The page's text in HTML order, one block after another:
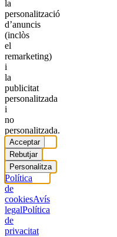
la
personalització
d’anuncis
(inclòs
el
remarketing)
i
la
publicitat
personalitzada
i
no
personalitzada.
Acceptar
Rebutjar
Personalitza
Política
de
cookiesAvís
legalPolítica
de
privacitat